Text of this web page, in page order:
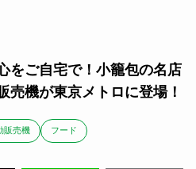
をご自宅で！小籠包の名店
売機が東京メトロに登場！
販売機 フード